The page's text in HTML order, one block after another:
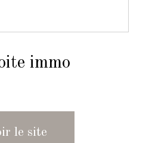
immo
le site